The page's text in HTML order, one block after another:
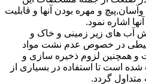
و مهره بودن آنها و قابلیت
اشاره نمود.
آب های زیر زمینی و خاک و
در خصوص عدم نشت مواد
و همچنین لزوم ذخیره سازی و
شده است تا استفاده در بسیاری از
متداول گردد.